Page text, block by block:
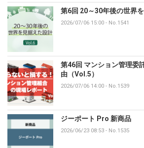
第6回 20～30年後の世界
2026/07/06 15:00 - No.1541
第46回 マンション管理委
由（Vol.5）
2026/07/06 14:00 - No.1539
ジーポート Pro 新商品
2026/06/23 08:53 - No.1535